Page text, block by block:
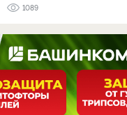
1089